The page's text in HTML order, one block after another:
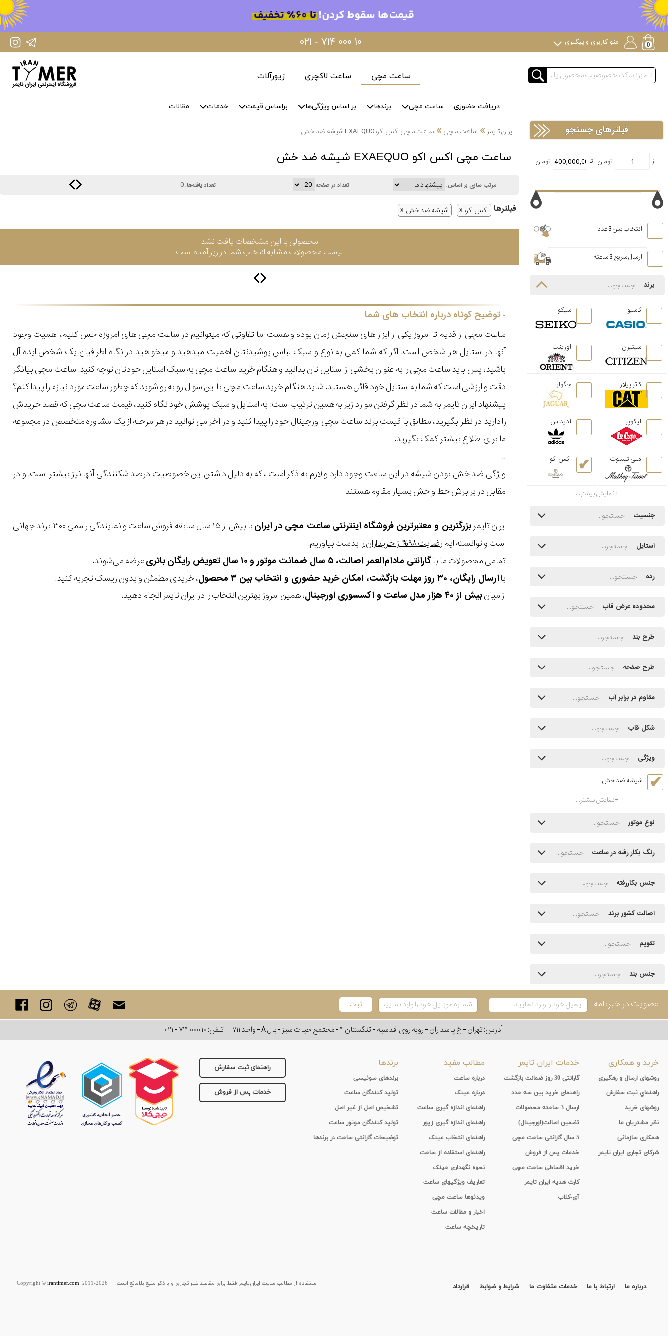
IranTimer Instagram Page ۰۲۱ - ۷۱۴ ۰۰۰ ۱۰ منو کاربری و پیگیری
ساعت مچی ساعت لاکچری زیورآلات
دریافت حضوری ساعت مچی برندها بر اساس ویژگی‌ها براساس قیمت خدمات مقالات
ایران تایمر » ساعت مچی» ساعت مچی اکس اکو EXAEQUO شیشه ضد خش
ساعت مچی اکس اکو EXAEQUO شیشه ضد خش
مرتب سازی بر اساس: تعداد در صفحه تعداد یافته‌ها:0
فیلتر‌ها اکس اکو شیشه ضد خش
محصولی با این مشخصات یافت نشد
لیست محصولات مشابه انتخاب شما در زیر آمده است
توضیح کوتاه درباره انتخاب های شما
ساعت مچی از قدیم تا امروز یکی از ابزار های سنجش زمان بوده و هست اما تفاوتی که میتوانیم در ساعت مچی های امروزه حس کنیم، اهمیت وجود
آنها در استایل هر شخص است. اگر که شما کمی به نوع و سبک لباس پوشیدنتان اهمیت میدهید و میخواهید در نگاه اطرافیان یک شخص ایده آل
باشید، پس باید ساعت مچی را به عنوان بخشی از استایل تان بدانید و هنگام خرید ساعت مچی به سبک استایل خودتان توجه کنید. ساعت مچی بیانگر
دقت و ارزشی است که شما به استایل خود قائل هستید. شاید هنگام خرید ساعت مچی با این سوال رو به رو شوید که چطور ساعت مورد نیازم را پیدا کنم؟
پیشنهاد ایران تایمر به شما در نظر گرفتن موارد زیر به همین ترتیب است: به استایل و سبک پوشش خود نگاه کنید، قیمت ساعت مچی که قصد خریدش
را دارید در نظر بگیرید، مطابق با قیمت برند ساعت مچی اورجینال خود را پیدا کنید و در آخر می توانید در هر مرحله از یک مشاوره متخصص در مجموعه
ما برای اطلاع بیشتر کمک بگیرید.
...
ویژگی ضد خش بودن شیشه در این ساعت وجود دارد و لازم به ذکر است ، که به دلیل داشتن این خصوصیت درصد شکنندگی آنها نیز بیشتر است. و در
مقابل در برابرش خط و خش بسیار مقاوم هستند
ایران تایمربزرگترین و معتبرترین فروشگاه اینترنتی ساعت مچی در ایران
با بیش از ۱۵ سال سابقه فروش ساعت و نمایندگی رسمی ۳۰۰ برند جهانی
است و توانسته ایمرضایت ۹۸% از خریداران
را بدست بیاوریم.
تمامی محصولات ما باگارانتی مادام‌العمر اصالت، ۵ سال ضمانت موتور و ۱۰ سال تعویض رایگان باتری
عرضه می‌شوند.
باارسال رایگان، ۳۰ روز مهلت بازگشت، امکان خرید حضوری و انتخاب بین ۳ محصول
، خریدی مطمئن و بدون ریسک تجربه کنید.
از میانبیش از ۴۰ هزار مدل ساعت و اکسسوری اورجینال ، همین امروز بهترین انتخاب را در ایران تایمر انجام دهید.
فیلترهای جستجو
انتخاب بین 3 عدد
ارسال سریع 3 ساعته
برند
کاسیو سیکو
سیتیزن اورینت
کاتر پیلار جگوار
لیکوپر آدیداس
متی تیسوت اکس اکو
نمایش بیشتر...
جنسیت
استایل
رده
محدوده عرض قاب
طرح بند
طرح صفحه
مقاوم در برابر آب
شکل قاب
ویژگی
شیشه ضد خش
نمایش بیشتر...
نوع موتور
رنگ بکار رفته در ساعت
جنس بکاررفته
اصالت کشور برند
تقویم
جنس بند
عضویت در خبرنامه
آدرس: تهران - خ پاسداران - رو به روی اقدسیه - تنگستان ۴ - مجتمع حیات سبز - بال A - واحد ۷۱۱ تلفن:۰۲۱ - ۷۱۴ ۰۰۰ ۱۰
راهنمای ثبت سفارش
خدمات پس از فروش
خرید و همکاری
روشهای ارسال و رهگیری
راهنماي ثبت سفارش
روشهای خرید
نظر مشتریان ما
همکاری سازمانی
شرکای تجاری ایران تایمر
خدمات ایران تایمر
گارانتی 30 روز ضمانت بازگشت
راهنمای خرید بین سه عدد
ارسال 3 ساعته محصولات
تضمین اصالت(اورجینال)
5 سال گارانتی ساعت مچی
خدمات پس از فروش
خرید اقساطی ساعت مچی
کارت هدیه ایران تایمر
آی-کلاب
مطالب مفید
درباره ساعت
درباره عینک
راهنمای اندازه گیری ساعت
راهنمای اندازه گیری زیور
راهنمای انتخاب عینک
راهنمای استفاده از ساعت
نحوه نگهداری عینک
تعاریف ویژگیهای ساعت
ویدئوها ساعت مچی
اخبار و مقالات ساعت
تاریخچه ساعت
برندها
برندهای سوئیسی
تولید کنندگان ساعت
تشخیص اصل از غیر اصل
تولید کنندگان موتور ساعت
توضیحات گارانتی ساعت در برندها
درباره ما ارتباط با ما خدمات متفاوت ما شرایط و ضوابط قرارداد استفاده از مطالب سايت ایران تایمر فقط برای مقاصد غیر تجاری و با ذکر منبع بلامانع است. Copyright © irantimer.com2011-2026